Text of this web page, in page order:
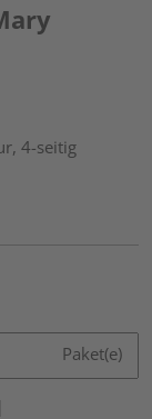
4-seitig
Paket(e)